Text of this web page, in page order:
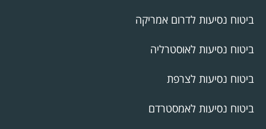
ביטוח נסיעות לדרום אמריקה
ביטוח נסיעות לאוסטרליה
ביטוח נסיעות לצרפת
ביטוח נסיעות לאמסטרדם